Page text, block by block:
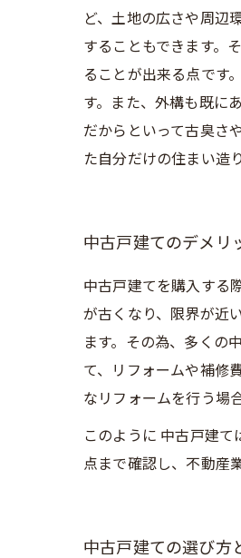
ど、土地の広さや周辺
することもできます。
ることが出来る点です
す。また、外構も既に
だからといって古臭さ
た自分だけの住まい造
中古戸建てのデメリ
中古戸建てを購入する
が古くなり、限界が近
ます。その為、多くの
て、リフォームや補修
なリフォームを行う場
このように 中古戸建
点まで確認し、不動産
中古戸建ての選び方